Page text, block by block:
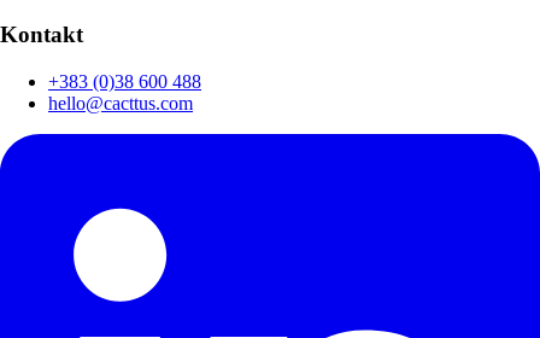
Kontakt
+383 (0)38 600 488
hello@cacttus.com